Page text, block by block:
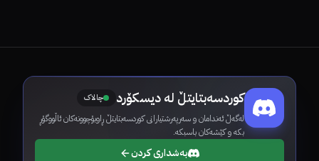
کوردسەبتایتڵ لە دیسکۆرد چالاک
لەگەڵ ئەندامان و سەرپەرشتیارانی کوردسەبتایتڵ ڕاوبۆچوونەکان ئاڵووگۆڕ
بکە و کێشەکان باسبکە.
بەشداری کردن